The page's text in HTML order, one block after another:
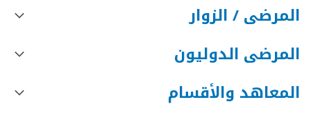
المرضى / الزوار
المرضى الدوليون
المعاهد والأقسام